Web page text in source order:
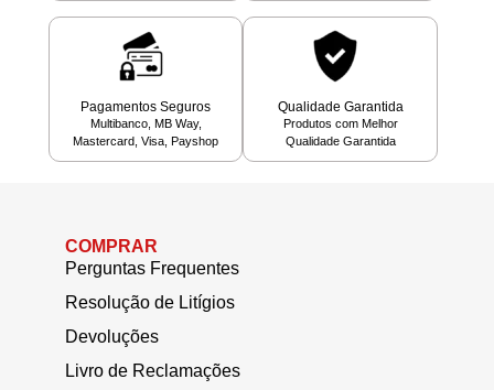
Pagamentos Seguros
Multibanco, MB Way,
Mastercard, Visa, Payshop
Qualidade Garantida
Produtos com Melhor
Qualidade Garantida
COMPRAR
Perguntas Frequentes
Resolução de Litígios
Devoluções
Livro de Reclamações